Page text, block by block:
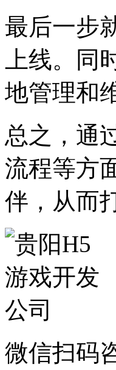
最后一步
上线。
地管理和
总之，通
流程等方
伴，从而
微信扫码